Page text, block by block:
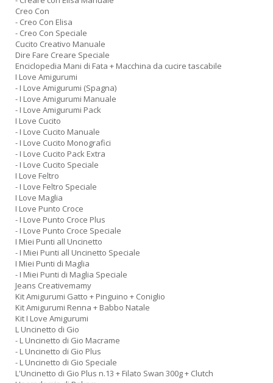
Creo Con
- Creo Con Elisa
- Creo Con Speciale
Cucito Creativo Manuale
Dire Fare Creare Speciale
Enciclopedia Mani di Fata + Macchina da cucire tascabile
I Love Amigurumi
- I Love Amigurumi (Spagna)
- I Love Amigurumi Manuale
- I Love Amigurumi Pack
I Love Cucito
- I Love Cucito Manuale
- I Love Cucito Monografici
- I Love Cucito Pack Extra
- I Love Cucito Speciale
I Love Feltro
- I Love Feltro Speciale
I Love Maglia
I Love Punto Croce
- I Love Punto Croce Plus
- I Love Punto Croce Speciale
I Miei Punti all Uncinetto
- I Miei Punti all Uncinetto Speciale
I Miei Punti di Maglia
- I Miei Punti di Maglia Speciale
Jeans Creativemamy
Kit Amigurumi Gatto + Pinguino + Coniglio
Kit Amigurumi Renna + Babbo Natale
Kit I Love Amigurumi
L Uncinetto di Gio
- L Uncinetto di Gio Macrame
- L Uncinetto di Gio Plus
- L Uncinetto di Gio Speciale
L'Uncinetto di Gio Plus n.13 + Filato Swan 300g + Clutch